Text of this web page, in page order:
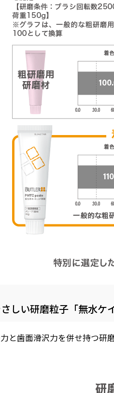
しい研磨粒子「無水
と歯面滑沢力を併せ持つ研